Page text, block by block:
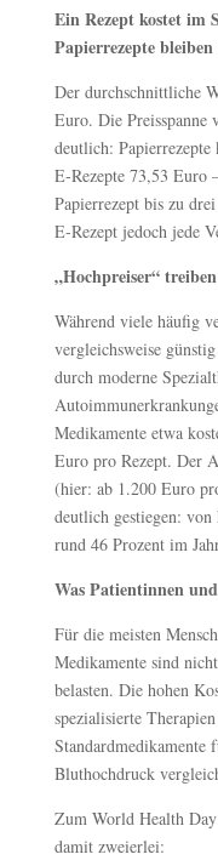
Ein Rezept kostet im
Papierrezepte
Der durchschnittliche
Euro. Die Preisspanne
deutlich:
E‑Rezepte 73,53
Papierrezept bis zu
E‑Rezept jedoch jede
„Hochpreiser“
Während viele häufig
vergleichsweise
durch moderne
Medikamente etwa
Euro pro Rezept. Der
(hier: ab 1.200 Euro
deutlich gestiegen:
rund 46 Prozent im
Was Patientinnen
Für die meisten
Medikamente sind
belasten. Die hohen
spezialisierte
Bluthochdruck
Zum World Health
damit zweierlei: